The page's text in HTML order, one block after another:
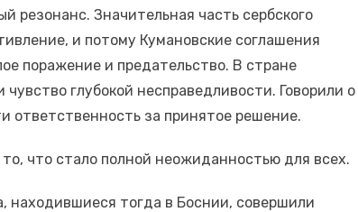
резонанс. Значительная часть сербского
и потому Кумановские соглашения
поражение и предательство. В стране
глубокой несправедливости. Говорили о
ответственность за принятое решение.
что стало полной неожиданностью для всех.
находившиеся тогда в Боснии, совершили